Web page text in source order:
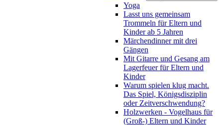
Yoga
Lasst uns gemeinsam
Trommeln für Eltern und
Kinder ab 5 Jahren
Märchendinner mit drei
Gängen
Mit Gitarre und Gesang am
Lagerfeuer für Eltern und
Kinder
Warum spielen klug macht.
Das Spiel, Königsdisziplin
oder Zeitverschwendung?
Holzwerken - Vogelhaus für
(Groß-) Eltern und Kinder